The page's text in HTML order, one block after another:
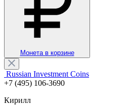
Монета в корзине
Russian Investment Coins
+7 (495) 106-3690
Кирилл